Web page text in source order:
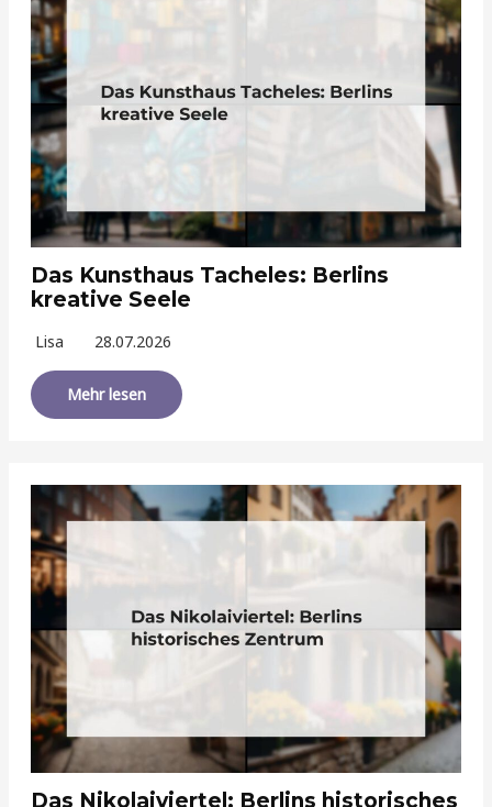
Das Kunsthaus Tacheles: Berlins
kreative Seele
Lisa 28.07.2026
Mehr lesen
Das Nikolaiviertel: Berlins historisches